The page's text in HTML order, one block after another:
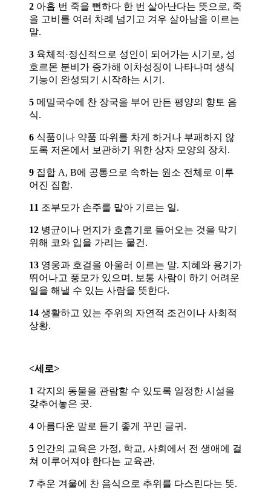
2 아홉 번 죽을 뻔하다 한 번 살아난다는 뜻으로, 죽
을 고비를 여러 차례 넘기고 겨우 살아남을 이르는
말.
3 육체적·정신적으로 성인이 되어가는 시기로, 성
호르몬 분비가 증가해 이차성징이 나타나며 생식
기능이 완성되기 시작하는 시기.
5 메밀국수에 찬 장국을 부어 만든 평양의 향토 음
식.
6 식품이나 약품 따위를 차게 하거나 부패하지 않
도록 저온에서 보관하기 위한 상자 모양의 장치.
9 집합 A, B에 공통으로 속하는 원소 전체로 이루
어진 집합.
11 조부모가 손주를 맡아 기르는 일.
12 병균이나 먼지가 호흡기로 들어오는 것을 막기
위해 코와 입을 가리는 물건.
13 영웅과 호걸을 아울러 이르는 말. 지혜와 용기가
뛰어나고 풍모가 있으며, 보통 사람이 하기 어려운
일을 해낼 수 있는 사람을 뜻한다.
14 생활하고 있는 주위의 자연적 조건이나 사회적
상황.
<세로>
1 각지의 동물을 관람할 수 있도록 일정한 시설을
갖추어놓은 곳.
4 아름다운 말로 듣기 좋게 꾸민 글귀.
5 인간의 교육은 가정, 학교, 사회에서 전 생애에 걸
쳐 이루어져야 한다는 교육관.
7 추운 겨울에 찬 음식으로 추위를 다스린다는 뜻.